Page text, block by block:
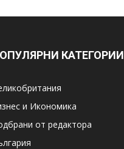
КАТЕГОРИИ
и Икономика
от редактора